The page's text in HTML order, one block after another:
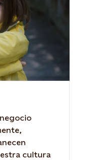
cultura